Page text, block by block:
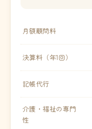
月額顧問料
決算料（年1回）
記帳代行
介護・福祉の専門
性